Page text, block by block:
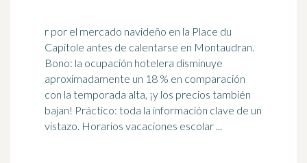
r por el mercado navideño en la Place du
Capitole antes de calentarse en Montaudran.
Bono: la ocupación hotelera disminuye
aproximadamente un 18 % en comparación
con la temporada alta, ¡y los precios también
bajan! Práctico: toda la información clave de un
vistazo. Horarios vacaciones escolar ...